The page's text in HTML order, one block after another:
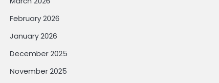
February 2026
January 2026
December 2025
November 2025